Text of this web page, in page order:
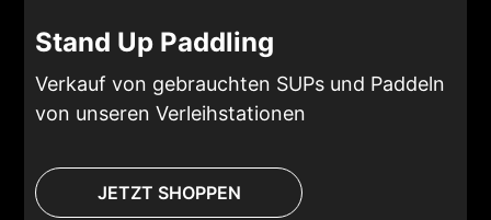
Stand Up Paddling
Verkauf von gebrauchten SUPs und Paddeln
von unseren Verleihstationen
JETZT SHOPPEN